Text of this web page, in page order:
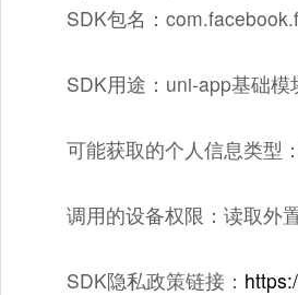
SDK包名：
SDK用途：uni-app基础
可能获取的个人信息类型
调用的设备权限：读取外
SDK隐私政策链接：